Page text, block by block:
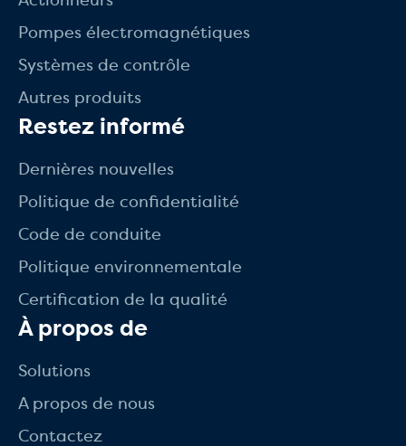
Pompes électromagnétiques
Systèmes de contrôle
Autres produits
Restez informé
Dernières nouvelles
Politique de confidentialité
Code de conduite
Politique environnementale
Certification de la qualité
À propos de
Solutions
A propos de nous
Contactez